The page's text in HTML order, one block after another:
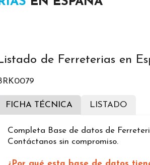
de Ferreterias en
FICHA TÉCNICA LISTADO
Completa Base de datos de
Contáctanos sin compromiso.